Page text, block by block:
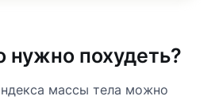
нужно похудеть?
массы тела можно